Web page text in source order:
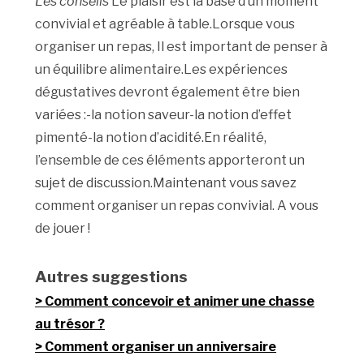
convivial et agréable à table.Lorsque vous
organiser un repas, Il est important de penser à
un équilibre alimentaire.Les expériences
dégustatives devront également être bien
variées :-la notion saveur-la notion d’effet
pimenté-la notion d’acidité.En réalité,
l’ensemble de ces éléments apporteront un
sujet de discussion.Maintenant vous savez
comment organiser un repas convivial. A vous
de jouer !
Autres suggestions
Comment concevoir et animer une chasse
au trésor ?
Comment organiser un anniversaire